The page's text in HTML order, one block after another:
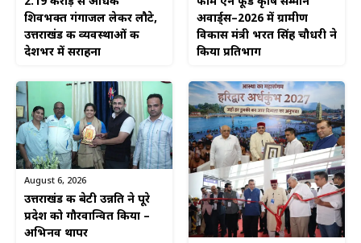
शिवभक्त गंगाजल लेकर लौटे,
उत्तराखंड की व्यवस्थाओं की
देशभर में सराहना
अवार्ड्स–2026 में ग्रामीण
विकास मंत्री भरत सिंह चौधरी ने
किया प्रतिभाग
August 6, 2026
उत्तराखंड की बेटी उन्नति ने पूरे
प्रदेश को गौरवान्वित किया –
अभिनव थापर